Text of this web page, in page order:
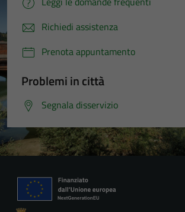
Richiedi assistenza
Prenota appuntamento
Problemi in città
Segnala disservizio